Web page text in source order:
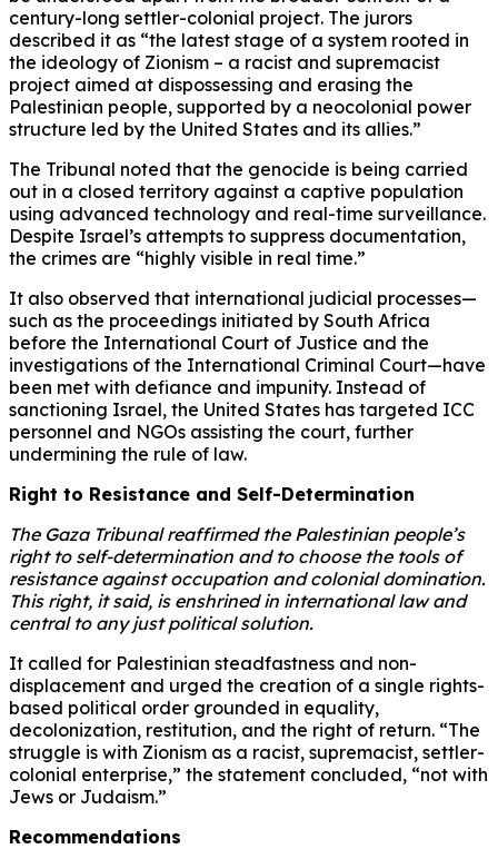
century-long settler-colonial project. The jurors
described it as “the latest stage of a system rooted in
the ideology of Zionism – a racist and supremacist
project aimed at dispossessing and erasing the
Palestinian people, supported by a neocolonial power
structure led by the United States and its allies.”
The Tribunal noted that the genocide is being carried
out in a closed territory against a captive population
using advanced technology and real-time surveillance.
Despite Israel’s attempts to suppress documentation,
the crimes are “highly visible in real time.”
It also observed that international judicial processes—
such as the proceedings initiated by South Africa
before the International Court of Justice and the
investigations of the International Criminal Court—have
been met with defiance and impunity. Instead of
sanctioning Israel, the United States has targeted ICC
personnel and NGOs assisting the court, further
undermining the rule of law.
Right to Resistance and Self-Determination
The Gaza Tribunal reaffirmed the Palestinian people’s
right to self-determination and to choose the tools of
resistance against occupation and colonial domination.
This right, it said, is enshrined in international law and
central to any just political solution.
It called for Palestinian steadfastness and non-
displacement and urged the creation of a single rights-
based political order grounded in equality,
decolonization, restitution, and the right of return. “The
struggle is with Zionism as a racist, supremacist, settler-
colonial enterprise,” the statement concluded, “not with
Jews or Judaism.”
Recommendations